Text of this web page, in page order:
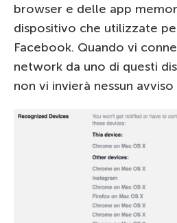
browser e delle app
dispositivo che utilizzate
Facebook. Quando vi
network da uno di questi
non vi invierà nessun